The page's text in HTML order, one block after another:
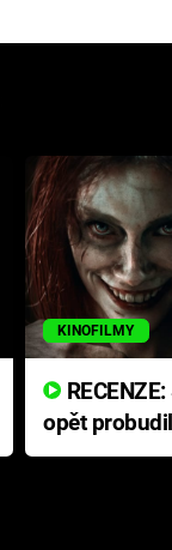
KINOFILMY
opět
přichází s